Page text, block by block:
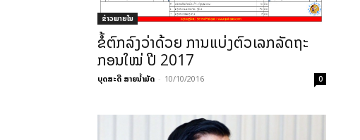
ຂ່າວພາຍ​ໃນ
ຂໍ້ຕົກລົງວ່າດ້ວຍ ການແບ່ງຕົວເລກລັດຖະ
ກອນໃໝ່ ປີ 2017
ບຸດສະດີ ສາຍນ້ຳມັດ - 10/10/2016 0